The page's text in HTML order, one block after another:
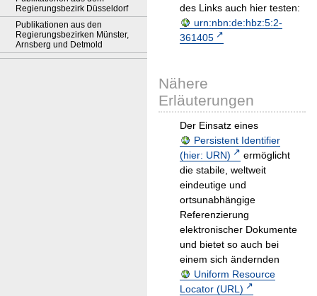
Regierungsbezirk Düsseldorf
Publikationen aus den
Regierungsbezirken Münster,
Arnsberg und Detmold
des Links auch hier testen:
urn:nbn:de:hbz:5:2-
361405
Nähere
Erläuterungen
Der Einsatz eines
Persistent Identifier
(hier: URN)
ermöglicht
die stabile, weltweit
eindeutige und
ortsunabhängige
Referenzierung
elektronischer Dokumente
und bietet so auch bei
einem sich ändernden
Uniform Resource
Locator (URL)